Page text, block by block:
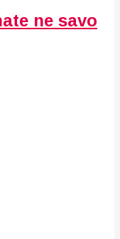
ne savo